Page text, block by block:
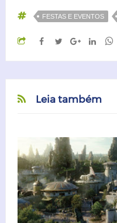
FESTAS E EVENTOS
Leia também